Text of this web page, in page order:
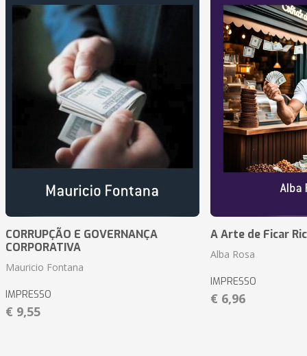
CORRUPÇÃO E GOVERNANÇA
CORPORATIVA
Mauricio Fontana
IMPRESSO
€ 9,55
A Arte de Ficar
Alba Rosa
IMPRESSO
€ 6,96